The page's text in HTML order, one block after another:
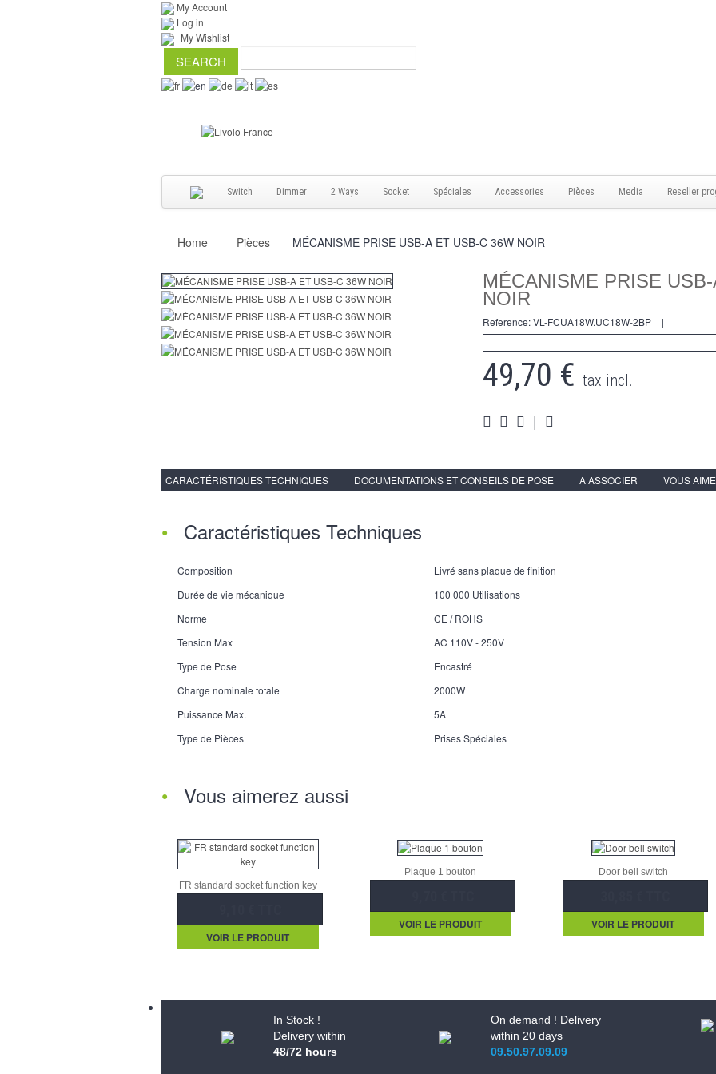
My Account
Log in
My Wishlist
Switch Dimmer 2 Ways Socket Spéciales Accessories Pièces Media Reseller
Home Pièces MÉCANISME PRISE USB-A ET USB-C 36W NOIR
MÉCANISME PRISE
NOIR
Reference:VL-FCUA18W.UC18W-2BP |
49,70 € tax incl.
|
CARACTÉRISTIQUES TECHNIQUES DOCUMENTATIONS ET CONSEILS DE POSE A ASSOCIER VOUS
Caractéristiques Techniques
Composition
Livré sans plaque de finition
Durée de vie mécanique
100 000 Utilisations
Norme
CE / ROHS
Tension Max
AC 110V - 250V
Type de Pose
Encastré
Charge nominale totale
2000W
Puissance Max.
5A
Type de Pièces
Prises Spéciales
Vous aimerez aussi
FR standard socket function key
VOIR LE PRODUIT
Plaque 1 bouton
VOIR LE PRODUIT
Door bell switch
VOIR LE PRODUIT
In Stock !
Delivery within
48/72 hours
On demand ! Delivery
within 20 days
09.50.97.09.09